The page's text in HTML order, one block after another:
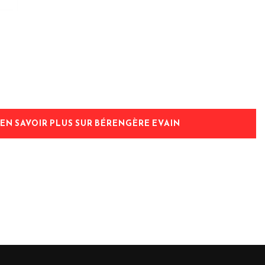
EN SAVOIR PLUS SUR BÉRENGÈRE EVAIN